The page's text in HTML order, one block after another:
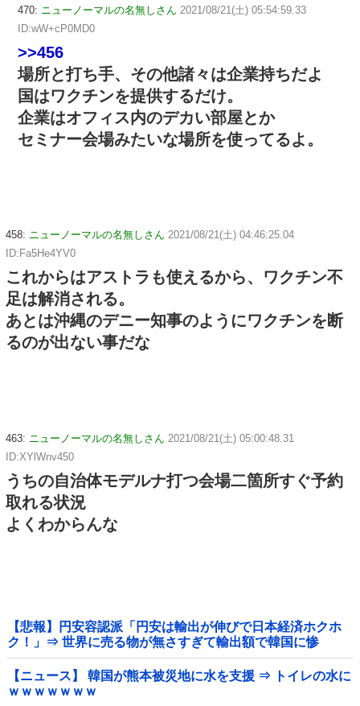
470: ニューノーマルの名無しさん 2021/08/21(土) 05:54:59.33
ID:wW+cP0MD0
>>456
場所と打ち手、その他諸々は企業持ちだよ
国はワクチンを提供するだけ。
企業はオフィス内のデカい部屋とか
セミナー会場みたいな場所を使ってるよ。
458: ニューノーマルの名無しさん 2021/08/21(土) 04:46:25.04
ID:Fa5He4YV0
これからはアストラも使えるから、ワクチン不
足は解消される。
あとは沖縄のデニー知事のようにワクチンを断
るのが出ない事だな
463: ニューノーマルの名無しさん 2021/08/21(土) 05:00:48.31
ID:XYlWnv450
うちの自治体モデルナ打つ会場二箇所すぐ予約
取れる状況
よくわからんな
【悲報】円安容認派「円安は輸出が伸びで日本経済ホクホ
ク！」⇒ 世界に売る物が無さすぎて輸出額で韓国に惨
敗・・・
【ニュース】 韓国が熊本被災地に水を支援 ⇒ トイレの水に
ｗｗｗｗｗｗｗ